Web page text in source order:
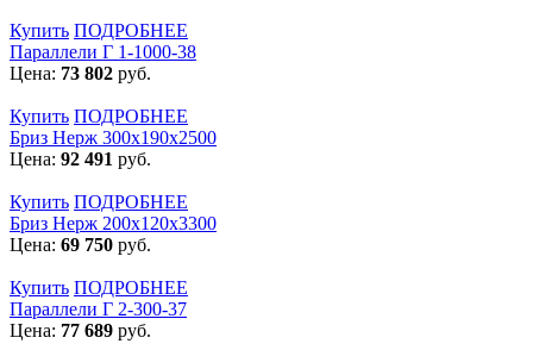
Купить ПОДРОБНЕЕ
Параллели Г 1-1000-38
Цена: 73 802 руб.
Купить ПОДРОБНЕЕ
Бриз Нерж 300х190х2500
Цена: 92 491 руб.
Купить ПОДРОБНЕЕ
Бриз Нерж 200х120х3300
Цена: 69 750 руб.
Купить ПОДРОБНЕЕ
Параллели Г 2-300-37
Цена: 77 689 руб.